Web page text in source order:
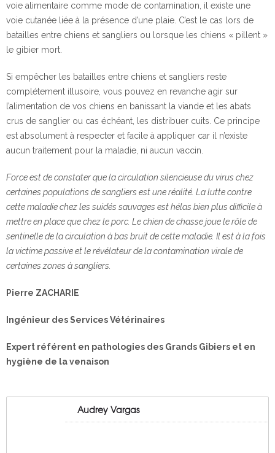
voie alimentaire comme mode de contamination, il existe une
voie cutanée liée à la présence d’une plaie. C’est le cas lors de
batailles entre chiens et sangliers ou lorsque les chiens « pillent »
le gibier mort.
Si empêcher les batailles entre chiens et sangliers reste
complétement illusoire, vous pouvez en revanche agir sur
l’alimentation de vos chiens en banissant la viande et les abats
crus de sanglier ou cas échéant, les distribuer cuits. Ce principe
est absolument à respecter et facile à appliquer car il n’existe
aucun traitement pour la maladie, ni aucun vaccin.
Force est de constater que la circulation silencieuse du virus chez
certaines populations de sangliers est une réalité. La lutte contre
cette maladie chez les suidés sauvages est hélas bien plus difficile à
mettre en place que chez le porc. Le chien de chasse joue le rôle de
sentinelle de la circulation à bas bruit de cette maladie. Il est à la fois
la victime passive et le révélateur de la contamination virale de
certaines zones à sangliers.
Pierre ZACHARIE
Ingénieur des Services Vétérinaires
Expert référent en pathologies des Grands Gibiers et en
hygiène de la venaison
Audrey Vargas